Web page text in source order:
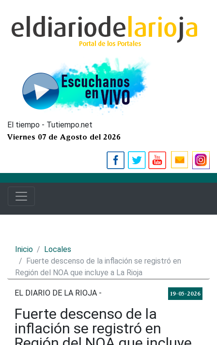
El tiempo - Tutiempo.net
Viernes 07 de Agosto del 2026
Inicio
Locales
Fuerte descenso de la inflación se registró en
Región del NOA que incluye a La Rioja
19-05-2026
EL DIARIO DE LA RIOJA -
Fuerte descenso de la
inflación se registró en